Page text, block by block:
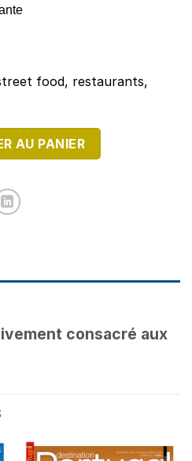
food, restaurants,
N°16 - Version Numérique
AU PANIER
consacré aux